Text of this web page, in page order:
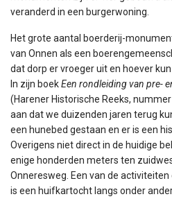
veranderd in een burgerwoning.
Het grote aantal boerderij-
van Onnen als een
dat dorp er vroeger uit en hoever
In zijn boekEen rondleiding van pre-
(Harener Historische Reeks,
aan dat we duizenden jaren terug
een hunebed gestaan en er is een
Overigens niet direct in de huidige
enige honderden meters ten
Onneresweg. Een van de
is een huifkartocht langs onder